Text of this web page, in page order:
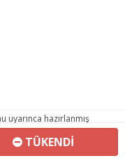
TÜKENDİ
uyarınca hazırlanmış
mevzuata uygun
için lütfen